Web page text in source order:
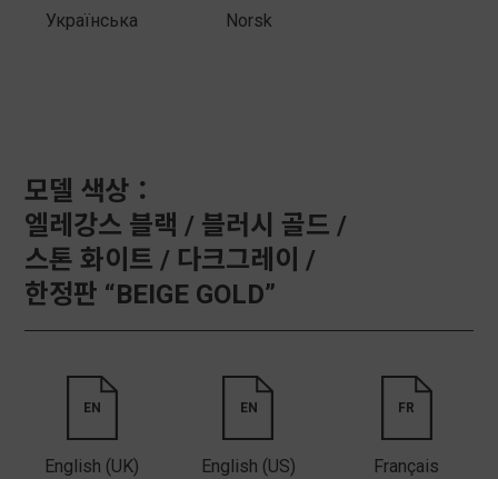
Українська Norsk
모델 색상：
엘레강스 블랙 / 블러시 골드 /
스톤 화이트 / 다크그레이 /
한정판 “BEIGE GOLD”
EN
English (UK)
EN
English (US)
FR
Français